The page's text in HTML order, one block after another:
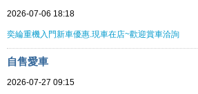
2026-07-06 18:18
奕綸重機入門新車優惠.現車在店~歡迎賞車洽詢
自售愛車
2026-07-27 09:15